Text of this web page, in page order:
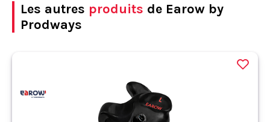
Les autres produits de Earow by
Prodways